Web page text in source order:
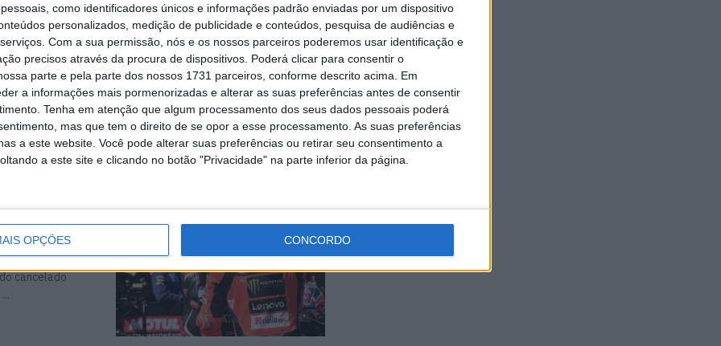
como identificadores únicos e informações padrão enviadas por um dispositivo
personalizados, medição de publicidade e conteúdos, pesquisa de audiências e
Com a sua permissão, nós e os nossos parceiros poderemos usar identificação e
precisos através da procura de dispositivos. Poderá clicar para consentir o
parte e pela parte dos nossos 1731 parceiros, conforme descrito acima. Em
a informações mais pormenorizadas e alterar as suas preferências antes de consentir
Tenha em atenção que algum processamento dos seus dados pessoais poderá
mas que tem o direito de se opor a esse processamento. As suas preferências
a este website. Você pode alterar suas preferências ou retirar seu consentimento a
a este site e clicando no botão "Privacidade" na parte inferior da página.
OPÇÕES CONCORDO
de
uma sólida
após ...
a
cancelado